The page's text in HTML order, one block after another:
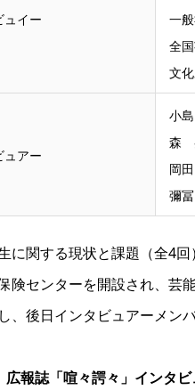
ュイー
一
全
文
ュアー
小
森
岡
彌
に関する現状と課題（全4
険センターを開設され、芸
、後日インタビュアーメン
報誌「喧々諤々」インタ